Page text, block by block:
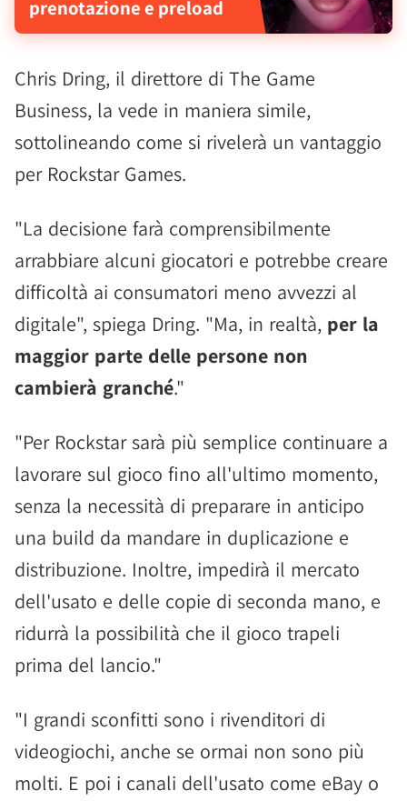
prenotazione e preload
Chris Dring, il direttore di The Game
Business, la vede in maniera simile,
sottolineando come si rivelerà un vantaggio
per Rockstar Games.
"La decisione farà comprensibilmente
arrabbiare alcuni giocatori e potrebbe creare
difficoltà ai consumatori meno avvezzi al
digitale", spiega Dring. "Ma, in realtà, per la
maggior parte delle persone non
cambierà granché."
"Per Rockstar sarà più semplice continuare a
lavorare sul gioco fino all'ultimo momento,
senza la necessità di preparare in anticipo
una build da mandare in duplicazione e
distribuzione. Inoltre, impedirà il mercato
dell'usato e delle copie di seconda mano, e
ridurrà la possibilità che il gioco trapeli
prima del lancio."
"I grandi sconfitti sono i rivenditori di
videogiochi, anche se ormai non sono più
molti. E poi i canali dell'usato come eBay o